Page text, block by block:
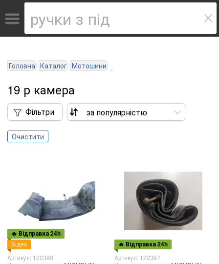
Головна Каталог Мотошини
19 р камера
Фільтри
Очистити
🔥 Відправка 24h
Відео
Артикул: 122390
🔥 Відправка 24h
Артикул: 122397